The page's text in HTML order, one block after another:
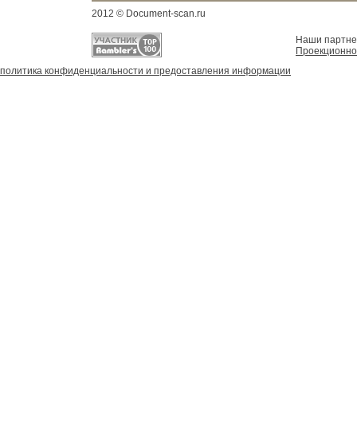
2012 © Document-scan.ru
Наши
политика конфиденциальности и предоставления информации